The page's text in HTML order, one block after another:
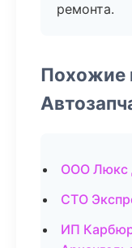
ремонта.
Похожие
ООО Люкс
СТО
ИП